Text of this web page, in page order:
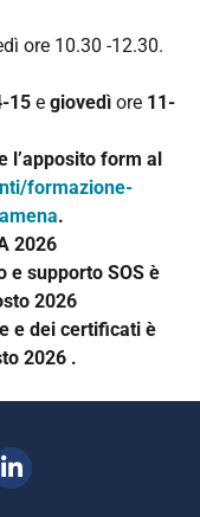
ore 10.30 -12.30.
15 e giovedì ore 11-
l’apposito form al
formazione-
.
2026
e supporto SOS è
2026
e dei certificati è
2026 .
Linkedin